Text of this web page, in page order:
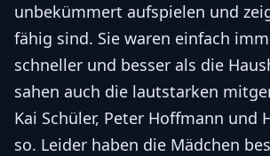
unbekümmert aufspielen und
fähig sind. Sie waren einfach
schneller und besser als die
sahen auch die lautstarken
Kai Schüler, Peter Hoffmann und
so. Leider haben die Mädchen